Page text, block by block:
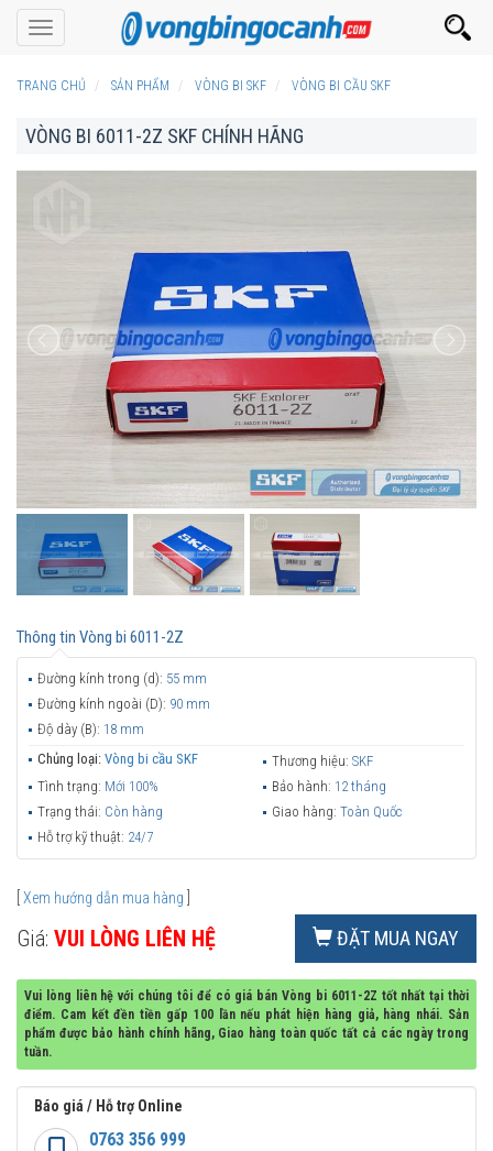
Toggle
navigation
TRANG CHỦ SẢN PHẨM VÒNG BI SKF VÒNG BI CẦU SKF
VÒNG BI 6011-2Z SKF CHÍNH HÃNG
Thông tin Vòng bi 6011-2Z
Đường kính trong (d): 55 mm
Đường kính ngoài (D): 90 mm
Độ dày (B): 18 mm
Chủng loại: Vòng bi cầu SKF Thương hiệu: SKF
Tình trạng: Mới 100% Bảo hành: 12 tháng
Trạng thái: Còn hàng Giao hàng: Toàn Quốc
Hỗ trợ kỹ thuật: 24/7
Xem hướng dẫn mua hàng
Giá: VUI LÒNG LIÊN HỆ ĐẶT MUA NGAY
Vui lòng liên hệ với chúng tôi để có giá bán Vòng bi 6011-2Z tốt nhất tại thời
điểm. Cam kết đền tiền gấp 100 lần nếu phát hiện hàng giả, hàng nhái. Sản
phẩm được bảo hành chính hãng, Giao hàng toàn quốc tất cả các ngày trong
tuần.
Báo giá / Hỗ trợ Online
0763 356 999